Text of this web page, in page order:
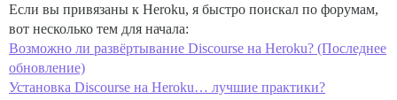
Если вы привязаны к Heroku, я быстро поискал по форумам,
вот несколько тем для начала:
Возможно ли развёртывание Discourse на Heroku? (Последнее
обновление)
Установка Discourse на Heroku… лучшие практики?